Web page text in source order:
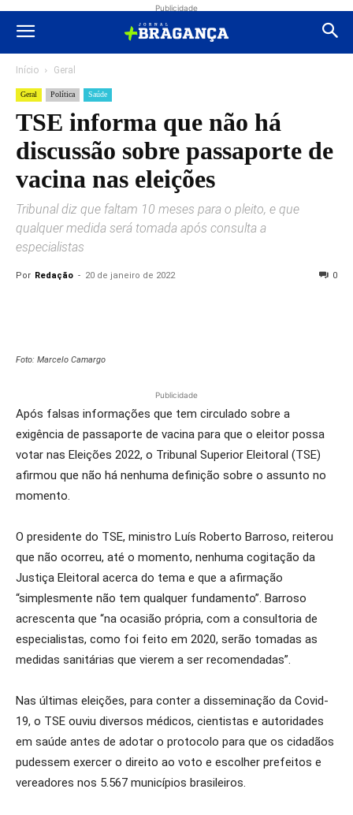
Publicidade
Início Geral
Geral Política Saúde
TSE informa que não há
discussão sobre passaporte de
vacina nas eleições
Tribunal diz que faltam 10 meses para o pleito, e que
qualquer medida será tomada após consulta a
especialistas
Por Redação - 20 de janeiro de 2022 0
Foto: Marcelo Camargo
Publicidade
Após falsas informações que tem circulado sobre a
exigência de passaporte de vacina para que o eleitor possa
votar nas Eleições 2022, o Tribunal Superior Eleitoral (TSE)
afirmou que não há nenhuma definição sobre o assunto no
momento.
O presidente do TSE, ministro Luís Roberto Barroso, reiterou
que não ocorreu, até o momento, nenhuma cogitação da
Justiça Eleitoral acerca do tema e que a afirmação
“simplesmente não tem qualquer fundamento”. Barroso
acrescenta que “na ocasião própria, com a consultoria de
especialistas, como foi feito em 2020, serão tomadas as
medidas sanitárias que vierem a ser recomendadas”.
Nas últimas eleições, para conter a disseminação da Covid-
19, o TSE ouviu diversos médicos, cientistas e autoridades
em saúde antes de adotar o protocolo para que os cidadãos
pudessem exercer o direito ao voto e escolher prefeitos e
vereadores nos 5.567 municípios brasileiros.